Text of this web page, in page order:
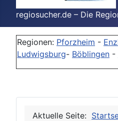
regiosucher.de – Die
Regionen: Pforzheim -
Ludwigsburg- Böblingen -
Aktuelle Seite: